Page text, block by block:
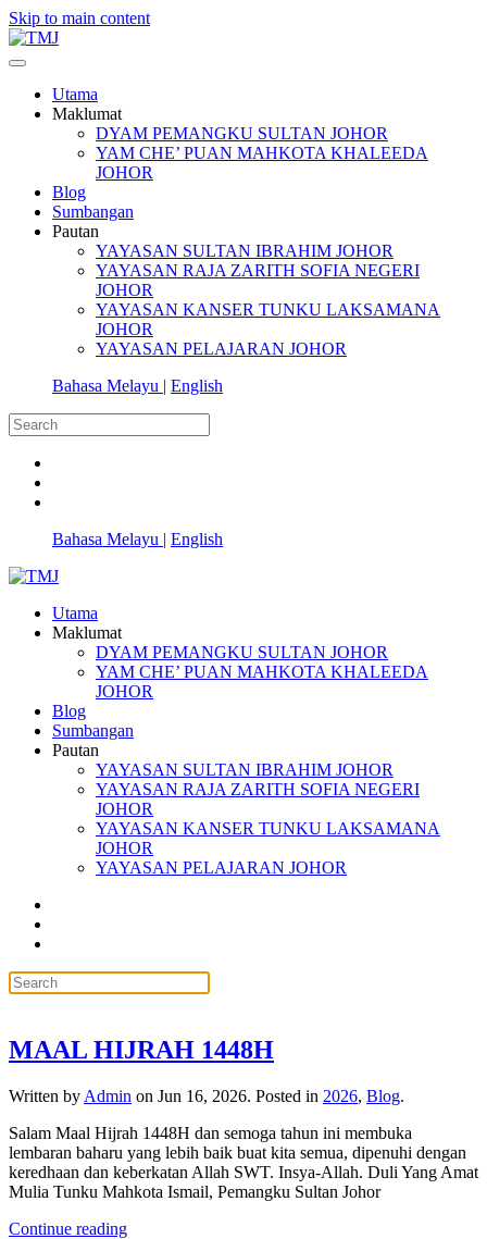
Skip to main content
Utama
Maklumat
DYAM PEMANGKU SULTAN JOHOR
YAM CHE’ PUAN MAHKOTA KHALEEDA
JOHOR
Blog
Sumbangan
Pautan
YAYASAN SULTAN IBRAHIM JOHOR
YAYASAN RAJA ZARITH SOFIA NEGERI
JOHOR
YAYASAN KANSER TUNKU LAKSAMANA
JOHOR
YAYASAN PELAJARAN JOHOR
Bahasa Melayu | English
Bahasa Melayu | English
Utama
Maklumat
DYAM PEMANGKU SULTAN JOHOR
YAM CHE’ PUAN MAHKOTA KHALEEDA
JOHOR
Blog
Sumbangan
Pautan
YAYASAN SULTAN IBRAHIM JOHOR
YAYASAN RAJA ZARITH SOFIA NEGERI
JOHOR
YAYASAN KANSER TUNKU LAKSAMANA
JOHOR
YAYASAN PELAJARAN JOHOR
MAAL HIJRAH 1448H
Written by Admin on Jun 16, 2026. Posted in 2026, Blog.
Salam Maal Hijrah 1448H dan semoga tahun ini membuka
lembaran baharu yang lebih baik buat kita semua, dipenuhi dengan
keredhaan dan keberkatan Allah SWT. Insya-Allah. Duli Yang Amat
Mulia Tunku Mahkota Ismail, Pemangku Sultan Johor
Continue reading